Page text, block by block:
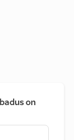
on